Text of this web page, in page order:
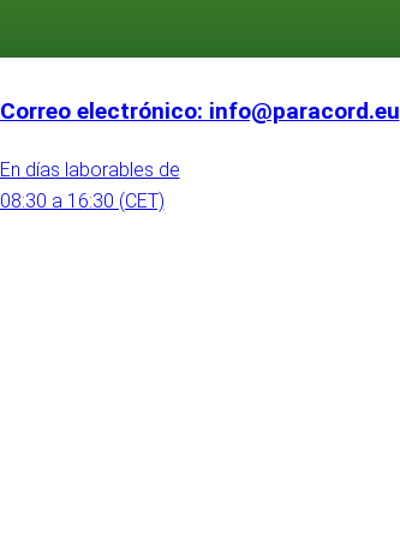
Correo electrónico: info@paracord.eu
En días laborables de
08:30 a 16:30 (CET)